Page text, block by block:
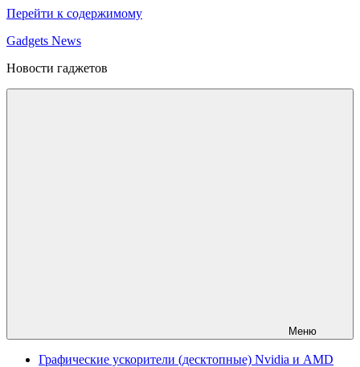
Перейти к содержимому
Gadgets News
Новости гаджетов
Меню
Графические ускорители (десктопные) Nvidia и AMD